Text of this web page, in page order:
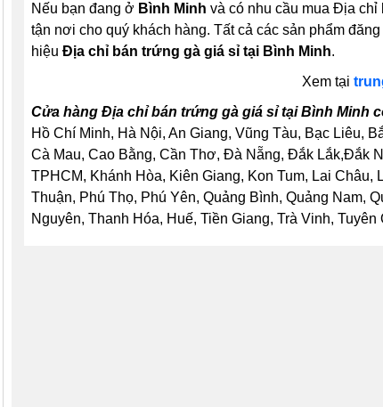
Nếu bạn đang ở Bình Minh và có nhu cầu mua Địa
tận nơi cho quý khách hàng. Tất cả các sản phẩm
hiệu Địa chỉ bán trứng gà giá sỉ tại Bình Minh.
Xem tại
Cửa hàng Địa chỉ bán trứng gà giá sỉ tại Bình Minh
Hồ Chí Minh, Hà Nội, An Giang, Vũng Tàu, Bạc Liêu,
Cà Mau, Cao Bằng, Cần Thơ, Đà Nẵng, Đắk Lắk,Đắk
TPHCM, Khánh Hòa, Kiên Giang, Kon Tum, Lai
Thuận, Phú Thọ, Phú Yên, Quảng Bình, Quảng Nam,
Nguyên, Thanh Hóa, Huế, Tiền Giang, Trà Vinh,